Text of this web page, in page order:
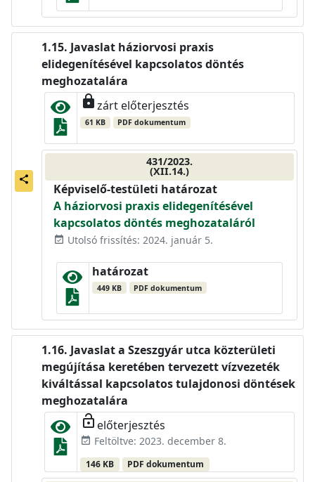
share
Javaslat háziorvosi praxis
elidegenítésével kapcsolatos döntés
meghozatalára
lockzárt előterjesztés
61 KB PDF dokumentum
431/2023.
(XII.14.)
Képviselő-testületi határozat
A háziorvosi praxis elidegenítésével
kapcsolatos döntés meghozataláról
event_available Utolsó frissítés: 2024. január 5.
határozat
449 KB PDF dokumentum
Javaslat a Szeszgyár utca közterületi
megújítása keretében tervezett vízvezeték
kiváltással kapcsolatos tulajdonosi döntések
meghozatalára
lock_open előterjesztés
event_available Feltöltve: 2023. december 8.
146 KB PDF dokumentum